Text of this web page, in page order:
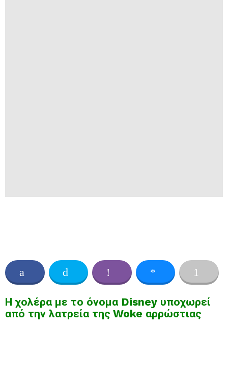
Η χολέρα με το όνομα Disney υποχωρεί
από την λατρεία της Woke αρρώστιας